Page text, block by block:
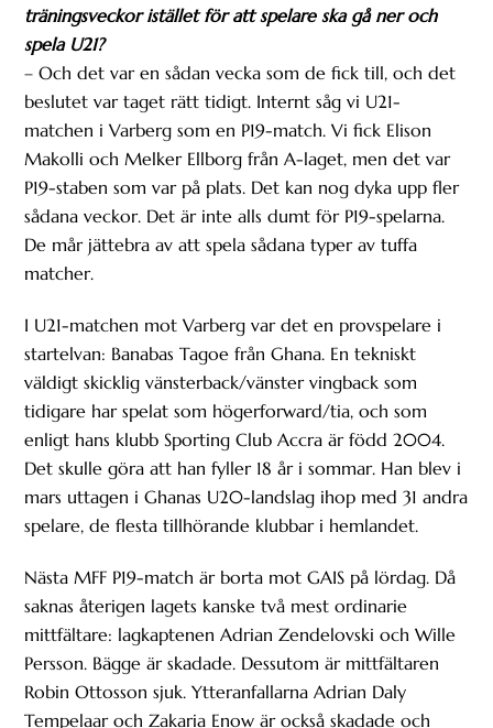
träningsveckor istället för att spelare ska gå ner och
spela U21?
– Och det var en sådan vecka som de fick till, och det
beslutet var taget rätt tidigt. Internt såg vi U21-
matchen i Varberg som en P19-match. Vi fick Elison
Makolli och Melker Ellborg från A-laget, men det var
P19-staben som var på plats. Det kan nog dyka upp fler
sådana veckor. Det är inte alls dumt för P19-spelarna.
De mår jättebra av att spela sådana typer av tuffa
matcher.
I U21-matchen mot Varberg var det en provspelare i
startelvan: Banabas Tagoe från Ghana. En tekniskt
väldigt skicklig vänsterback/vänster vingback som
tidigare har spelat som högerforward/tia, och som
enligt hans klubb Sporting Club Accra är född 2004.
Det skulle göra att han fyller 18 år i sommar. Han blev i
mars uttagen i Ghanas U20-landslag ihop med 31 andra
spelare, de flesta tillhörande klubbar i hemlandet.
Nästa MFF P19-match är borta mot GAIS på lördag. Då
saknas återigen lagets kanske två mest ordinarie
mittfältare: lagkaptenen Adrian Zendelovski och Wille
Persson. Bägge är skadade. Dessutom är mittfältaren
Robin Ottosson sjuk. Ytteranfallarna Adrian Daly
Tempelaar och Zakaria Enow är också skadade och